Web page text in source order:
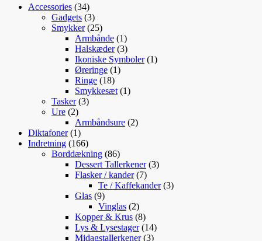
Accessories 3434
varer
Gadgets 33
varer
Smykker 2525
varer
Armbånde 11
vare
Halskæder 33
varer
Ikoniske Symboler 11
Øreringe 11
Ringe 1818
varer
Smykkesæt 11
Tasker 33
Ure 22
varer
Armbåndsure 22
Diktafoner 11
vare
Indretning 166166
varer
Borddækning 8686
varer
Dessert Tallerkener 33
Flasker / kander 77
varer
Te / Kaffekander 33
Glas 99
varer
Vinglas 22
varer
Kopper & Krus 88
varer
Lys & Lysestager 1414
varer
Midagstallerkener 33